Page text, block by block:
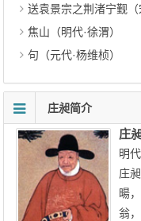
送袁景宗之荆渚宁觐（
焦山（明代·徐渭）
句（元代·杨维桢）
庄昶简介
庄
明代
庄
暘
翁